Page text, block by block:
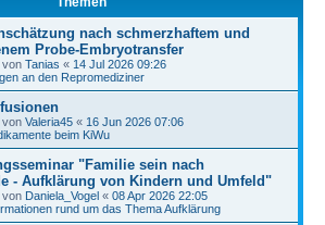
nach schmerzhaftem und
Probe-Embryotransfer
von Tanias « 14 Jul 2026 09:26
an den Repromediziner
von Valeria45 « 16 Jun 2026 07:06
beim KiWu
"Familie sein nach
- Aufklärung von Kindern und Umfeld"
von Daniela_Vogel « 08 Apr 2026 22:05
rund um das Thema Aufklärung